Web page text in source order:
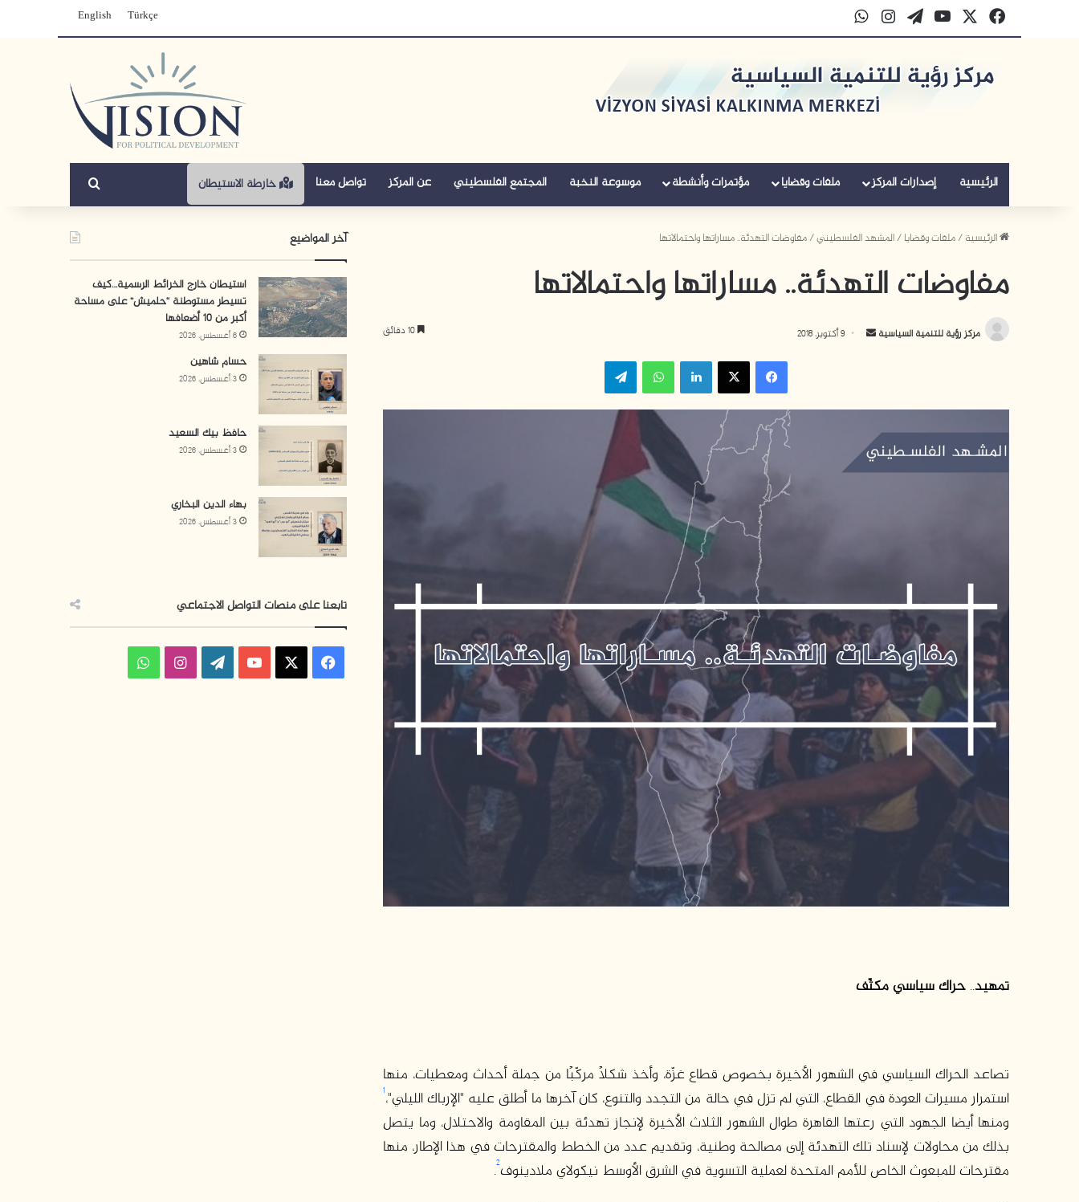
فيسبوك ‫YouTube
‫WordPress
انستقرام Türkçe
English
الرئيسية إصدارات المركز ملفات وقضايا مؤتمرات وأنشطة موسوعة النخبة المجتمع الفلسطيني عن المركز تواصل معنا خارطة الاستيطان
الرئيسية/ملفات وقضايا/المشهد الفلسطيني/مفاوضات التهدئة.. مساراتها واحتمالاتها
مفاوضات التهدئة.. مساراتها واحتمالاتها
مركز رؤية للتنمية السياسية
ب
ي
و
9 أكتوبر، 2018
فيسبوك ‫X لينكدإن واتساب
تمهيد.. حراك سياسي مكثّف
تصاعد الحراك السياسي في الشهور الأخيرة بخصوص قطاع غزّة، وأخذ شكلًا مركّبًا من جملة أحداث ومعطيات، منها
استمرار مسيرات العودة في القطاع، التي لم تزل في حالة من التجدد والتنوع، كان آخرها ما أطلق عليه "الإرباك الليلي"،1
ومنها أيضا الجهود التي رعتها القاهرة طوال الشهور الثلاث الأخيرة لإنجاز تهدئة بين المقاومة والاحتلال، وما يتصل
بذلك من محاولات لإسناد تلك التهدئة إلى مصالحة وطنية، وتقديم عدد من الخطط والمقترحات في هذا الإطار، منها
مقترحات للمبعوث الخاص للأمم المتحدة لعملية التسوية في الشرق الأوسط نيكولاي ملادينوف2
.
آخر المواضيع
استيطان خارج الخرائط الرسمية…كيف
تسيطر مستوطنة “حلميش” على مساحة
أكبر من 10 أضعافها
6 أغسطس، 2026
حسام شاهين
3 أغسطس، 2026
حافظ بيك السعيد
3 أغسطس، 2026
بهاء الدين البخاري
3 أغسطس، 2026
تابعنا على منصات التواصل الاجتماعي
ا
و